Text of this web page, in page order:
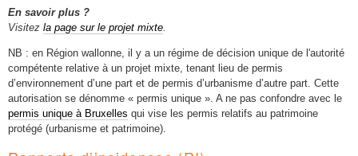
En savoir plus ?
Visitez la page sur le projet mixte.
NB : en Région wallonne, il y a un régime de décision unique de l'autorité
compétente relative à un projet mixte, tenant lieu de permis
d’environnement d’une part et de permis d’urbanisme d’autre part. Cette
autorisation se dénomme « permis unique ». A ne pas confondre avec le
permis unique à Bruxelles qui vise les permis relatifs au patrimoine
protégé (urbanisme et patrimoine).